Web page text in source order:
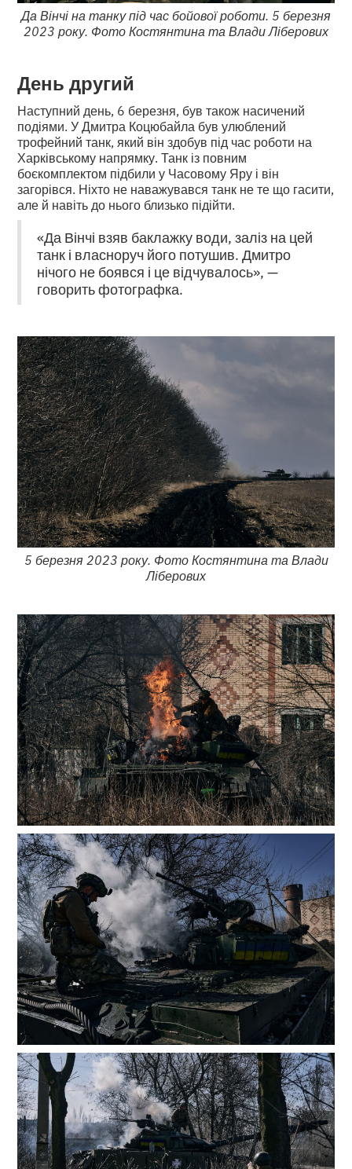
Да Вінчі на танку під час бойової роботи. 5 березня
2023 року. Фото Костянтина та Влади Ліберових
День другий
Наступний день, 6 березня, був також насичений
подіями. У Дмитра Коцюбайла був улюблений
трофейний танк, який він здобув під час роботи на
Харківському напрямку. Танк із повним
боєкомплектом підбили у Часовому Яру і він
загорівся. Ніхто не наважувався танк не те що гасити,
але й навіть до нього близько підійти.
«Да Вінчі взяв баклажку води, заліз на цей
танк і власноруч його потушив. Дмитро
нічого не боявся і це відчувалось», —
говорить фотографка.
5 березня 2023 року. Фото Костянтина та Влади
Ліберових